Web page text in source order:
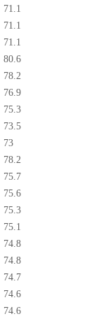
71.1
71.1
71.1
80.6
78.2
76.9
75.3
73.5
73
78.2
75.7
75.6
75.3
75.1
74.8
74.8
74.7
74.6
74.6